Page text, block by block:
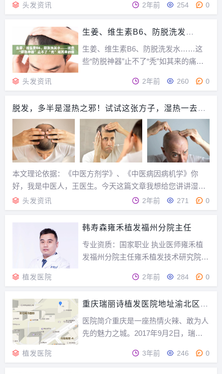
已经达到3亿，其中69.8%是30岁以下
造成冲击，也带来衍生的烦恼：相亲被
拒绝、面试被挑剔……为了摆脱“秃”如
其来的...
头发资讯 2年前 254 0
生姜、维生素B6、防脱洗发
如其来的痛
生姜、维生素B6、防脱洗发水……这
些“防脱神器”止不了“秃”如其来的痛如
肯定榜上有名。相关调查显示，我国脱
是30岁以下人群。越来越高的发际线，
不仅对颜值造成冲击，也带来衍生的烦
恼：相...
头发资讯 2年前 260 0
脱发，多半是湿热之邪！试试这张方子，湿热一去，
头发自生
本文理论依据：《中医方剂学》、《中医病因病机学》你
好，我是中医人，王医生。今天这篇文章我想给您讲讲湿热
脱发的事儿，何为湿热脱发呢？所谓的湿热脱发指的就是因
为湿热之邪上蒸于发根，最终导致了脱发。说到这里，可能
很多人还是不太明白，没关系，下面我先来给您分享一个...
头发资讯 2年前 271 0
韩寿森雍禾植发福州分院主任
专业资质：国家职业 执业医师雍禾植
发福州分院主任雍禾植发技术研究院植
平医学院；2015年1月在天津友好医院
雍禾从事自体毛发移植工作至今；韩医
生从事自体毛发移植专业多年，提取毛
囊快速...
植发医院 2年前 284 0
重庆瑞丽诗植发医院地址渝北区龙
医院简介重庆是一座热情火辣、敢为人
先的魅力之城。2017年9月2日，瑞丽
友提供中国较好的脱发治疗服务。瑞丽
植发医院 3年前 246 0